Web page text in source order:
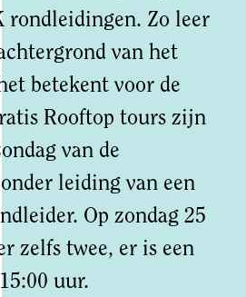
rondleidingen. Zo leer
van het
betekent voor de
Rooftop tours zijn
van de
leiding van een
Op zondag 25
zelfs twee, er is een
uur.